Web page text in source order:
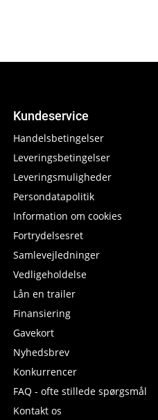
Kundeservice
Handelsbetingelser
Leveringsbetingelser
Leveringsmuligheder
Persondatapolitik
Information om cookies
Fortrydelsesret
Samlevejledninger
Vedligeholdelse
Lån en trailer
Finansiering
Gavekort
Nyhedsbrev
Konkurrencer
FAQ - ofte stillede spørgsmål
Kontakt os